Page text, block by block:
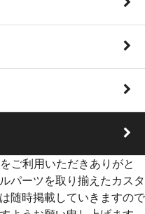
ご利用いただきありがと
パーツを取り揃えたカスタ
随時掲載していきますので